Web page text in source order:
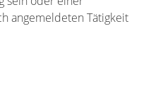
angemeldeten Tätigkeit